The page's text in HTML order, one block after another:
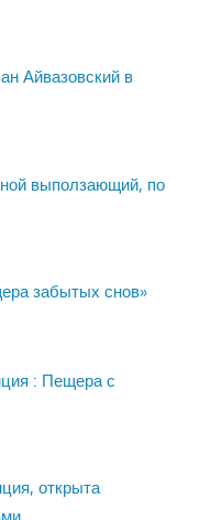
Айвазовский в
выползающий, по
забытых снов»
: Пещера с
открыта